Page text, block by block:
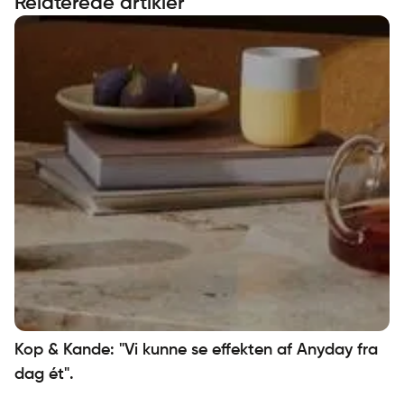
Kop & Kande: "Vi kunne se effekten af Anyday fra
dag ét".